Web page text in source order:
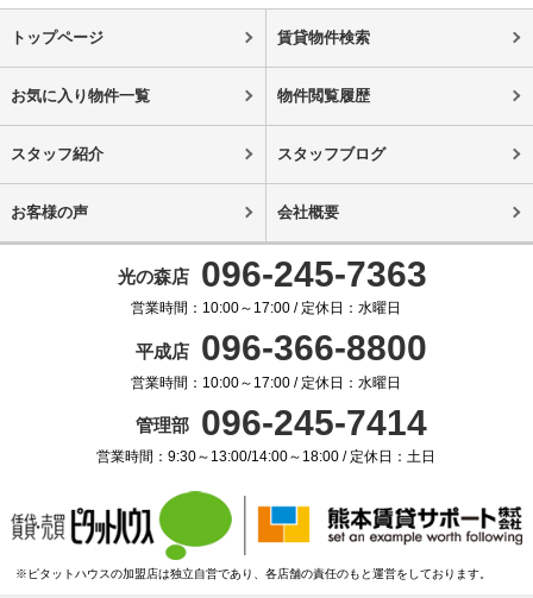
トップページ 賃貸物件検索
お気に入り物件一覧 物件閲覧履歴
スタッフ紹介 スタッフブログ
お客様の声 会社概要
光の森店 096-245-7363
営業時間：10:00～17:00 / 定休日：水曜日
平成店 096-366-8800
営業時間：10:00～17:00 / 定休日：水曜日
管理部 096-245-7414
営業時間：9:30～13:00/14:00～18:00 / 定休日：土日
※ピタットハウスの加盟店は独立自営であり、各店舗の責任のもと運営をしております。